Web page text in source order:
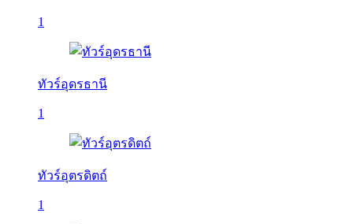
1
ทัวร์อุดรธานี
1
ทัวร์อุตรดิตถ์
1